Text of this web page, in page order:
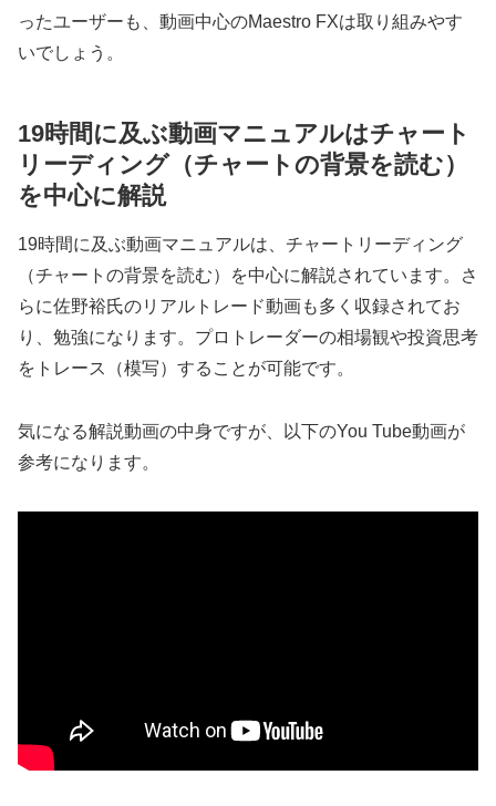
ったユーザーも、動画中心のMaestro FXは取り組みやす
いでしょう。
19時間に及ぶ動画マニュアルはチャート
リーディング（チャートの背景を読む）
を中心に解説
19時間に及ぶ動画マニュアルは、チャートリーディング
（チャートの背景を読む）を中心に解説されています。さ
らに佐野裕氏のリアルトレード動画も多く収録されてお
り、勉強になります。プロトレーダーの相場観や投資思考
をトレース（模写）することが可能です。
気になる解説動画の中身ですが、以下のYou Tube動画が
参考になります。